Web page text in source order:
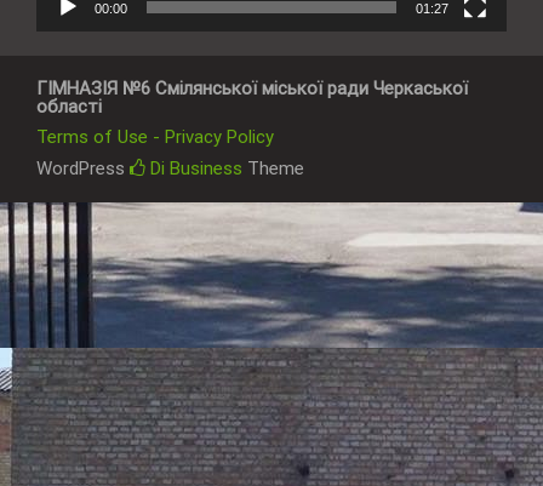
00:00 01:27
ГІМНАЗІЯ №6 Смілянської міської ради Черкаської
області
Terms of Use - Privacy Policy
WordPress
Di Business Theme